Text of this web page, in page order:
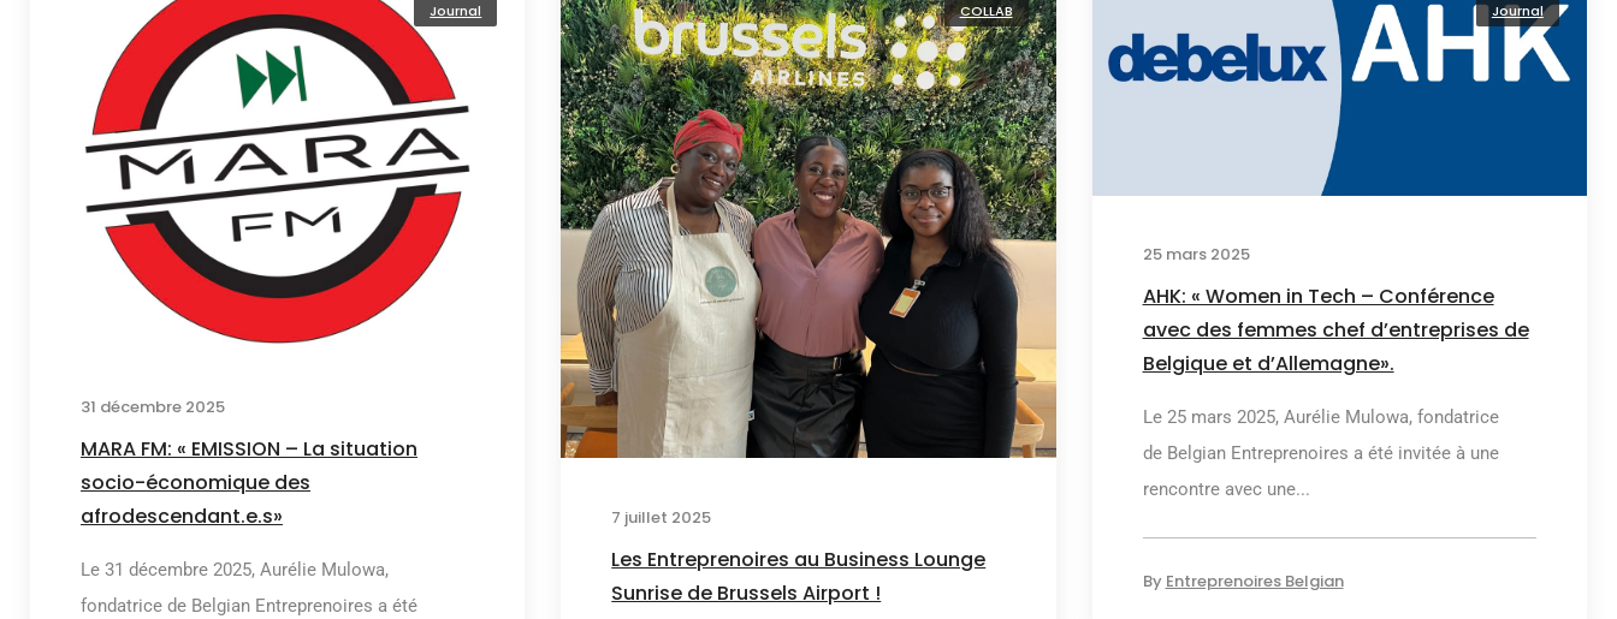
Journal
31 décembre 2025
MARA FM: « EMISSION – La situation
socio-économique des
afrodescendant.e.s»
Le 31 décembre 2025, Aurélie Mulowa,
fondatrice de Belgian Entreprenoires a été
COLLAB
7 juillet 2025
Les Entreprenoires au Business Lounge
Sunrise de Brussels Airport !
Journal
25 mars 2025
AHK: « Women in Tech – Conférence
avec des femmes chef d’entreprises de
Belgique et d’Allemagne».
Le 25 mars 2025, Aurélie Mulowa, fondatrice
de Belgian Entreprenoires a été invitée à une
rencontre avec une...
By Entreprenoires Belgian